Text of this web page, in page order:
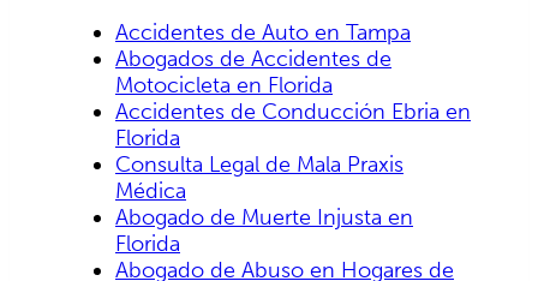
Accidentes de Auto en Tampa
Abogados de Accidentes de
Motocicleta en Florida
Accidentes de Conducción Ebria en
Florida
Consulta Legal de Mala Praxis
Médica
Abogado de Muerte Injusta en
Florida
Abogado de Abuso en Hogares de